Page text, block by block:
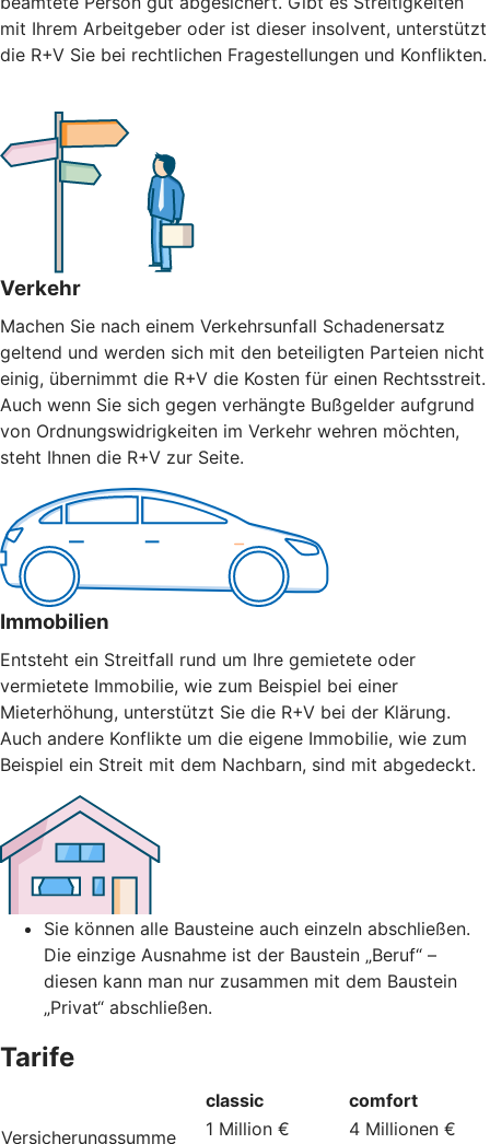
mit Ihrem Arbeitgeber oder ist dieser insolvent, unterstützt
die R+V Sie bei rechtlichen Fragestellungen und Konflikten.
Verkehr
Machen Sie nach einem Verkehrsunfall Schadenersatz
geltend und werden sich mit den beteiligten Parteien nicht
einig, übernimmt die R+V die Kosten für einen Rechtsstreit.
Auch wenn Sie sich gegen verhängte Bußgelder aufgrund
von Ordnungswidrigkeiten im Verkehr wehren möchten,
steht Ihnen die R+V zur Seite.
Immobilien
Entsteht ein Streitfall rund um Ihre gemietete oder
vermietete Immobilie, wie zum Beispiel bei einer
Mieterhöhung, unterstützt Sie die R+V bei der Klärung.
Auch andere Konflikte um die eigene Immobilie, wie zum
Beispiel ein Streit mit dem Nachbarn, sind mit abgedeckt.
Sie können alle Bausteine auch einzeln abschließen.
Die einzige Ausnahme ist der Baustein „Beruf“ –
diesen kann man nur zusammen mit dem Baustein
„Privat“ abschließen.
Tarife
classic
comfort
Versicherungssumme
1 Million € 4 Millionen €